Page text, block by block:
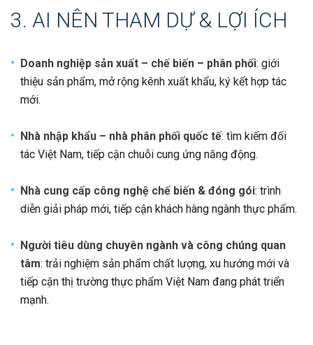
3. AI NÊN THAM DỰ & LỢI ÍCH
Doanh nghiệp sản xuất – chế biến – phân phối: giới
thiệu sản phẩm, mở rộng kênh xuất khẩu, ký kết hợp tác
mới.
Nhà nhập khẩu – nhà phân phối quốc tế: tìm kiếm đối
tác Việt Nam, tiếp cận chuỗi cung ứng năng động.
Nhà cung cấp công nghệ chế biến & đóng gói: trình
diễn giải pháp mới, tiếp cận khách hàng ngành thực phẩm.
Người tiêu dùng chuyên ngành và công chúng quan
tâm: trải nghiệm sản phẩm chất lượng, xu hướng mới và
tiếp cận thị trường thực phẩm Việt Nam đang phát triển
mạnh.